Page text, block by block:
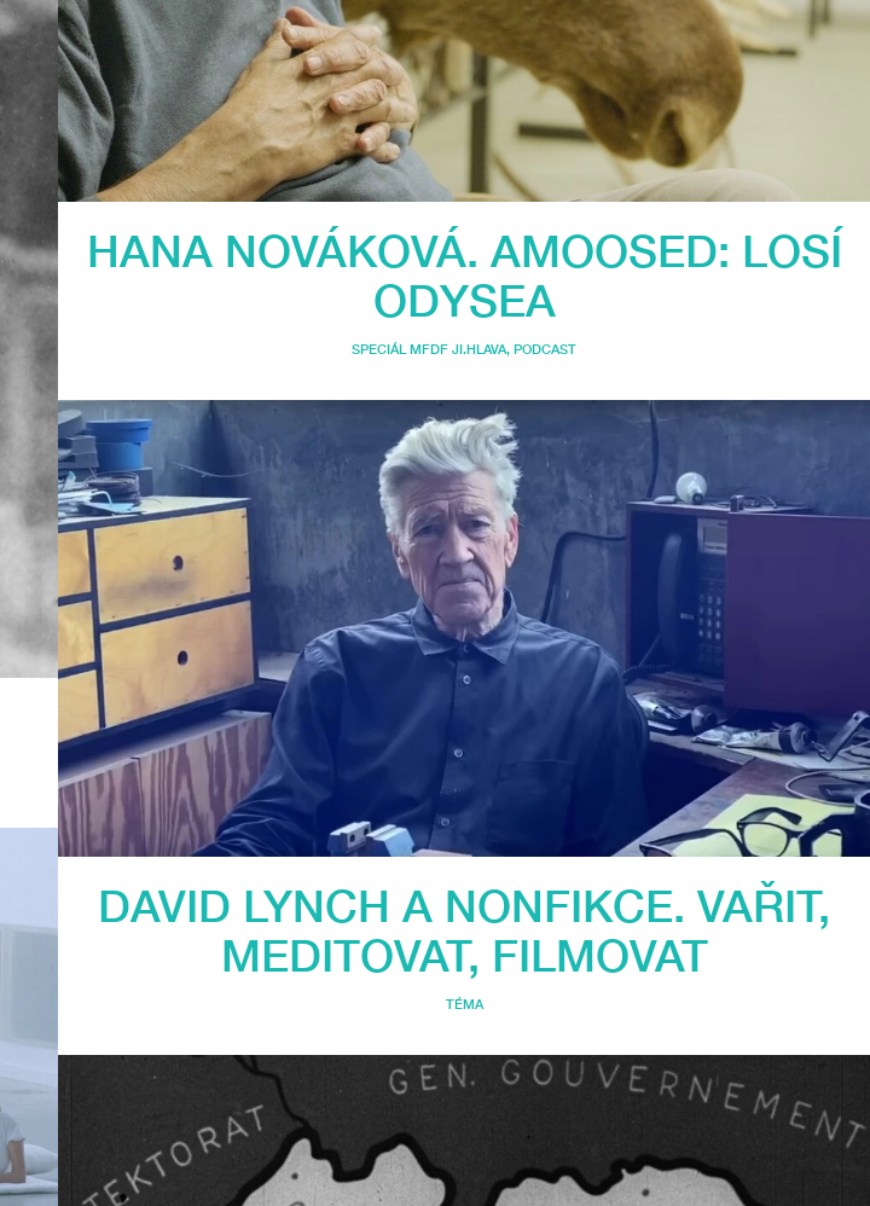
HANA NOVÁKOVÁ. AMOOSED: LOSÍ
ODYSEA
SPECIÁL MFDF JI.HLAVA, PODCAST
DAVID LYNCH A NONFIKCE. VAŘIT,
MEDITOVAT, FILMOVAT
TÉMA